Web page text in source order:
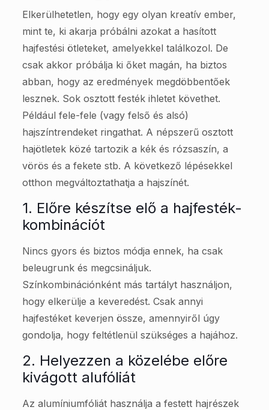
Elkerülhetetlen, hogy egy olyan kreatív ember,
mint te, ki akarja próbálni azokat a hasított
hajfestési ötleteket, amelyekkel találkozol. De
csak akkor próbálja ki őket magán, ha biztos
abban, hogy az eredmények megdöbbentőek
lesznek. Sok osztott festék ihletet követhet.
Például fele-fele (vagy felső és alsó)
hajszíntrendeket ringathat. A népszerű osztott
hajötletek közé tartozik a kék és rózsaszín, a
vörös és a fekete stb. A következő lépésekkel
otthon megváltoztathatja a hajszínét.
1. Előre készítse elő a hajfesték-
kombinációt
Nincs gyors és biztos módja ennek, ha csak
beleugrunk és megcsináljuk.
Színkombinációnként más tartályt használjon,
hogy elkerülje a keveredést. Csak annyi
hajfestéket keverjen össze, amennyiről úgy
gondolja, hogy feltétlenül szükséges a hajához.
2. Helyezzen a közelébe előre
kivágott alufóliát
Az alumíniumfóliát használja a festett hajrészek